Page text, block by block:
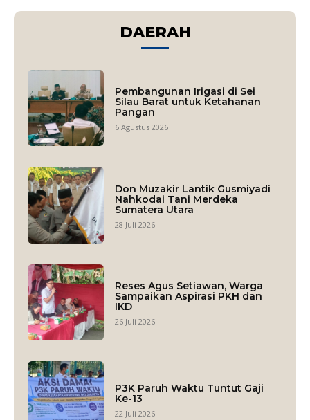
DAERAH
Pembangunan Irigasi di Sei
Silau Barat untuk Ketahanan
Pangan
6 Agustus 2026
Don Muzakir Lantik Gusmiyadi
Nahkodai Tani Merdeka
Sumatera Utara
28 Juli 2026
Reses Agus Setiawan, Warga
Sampaikan Aspirasi PKH dan
IKD
26 Juli 2026
P3K Paruh Waktu Tuntut Gaji
Ke-13
22 Juli 2026